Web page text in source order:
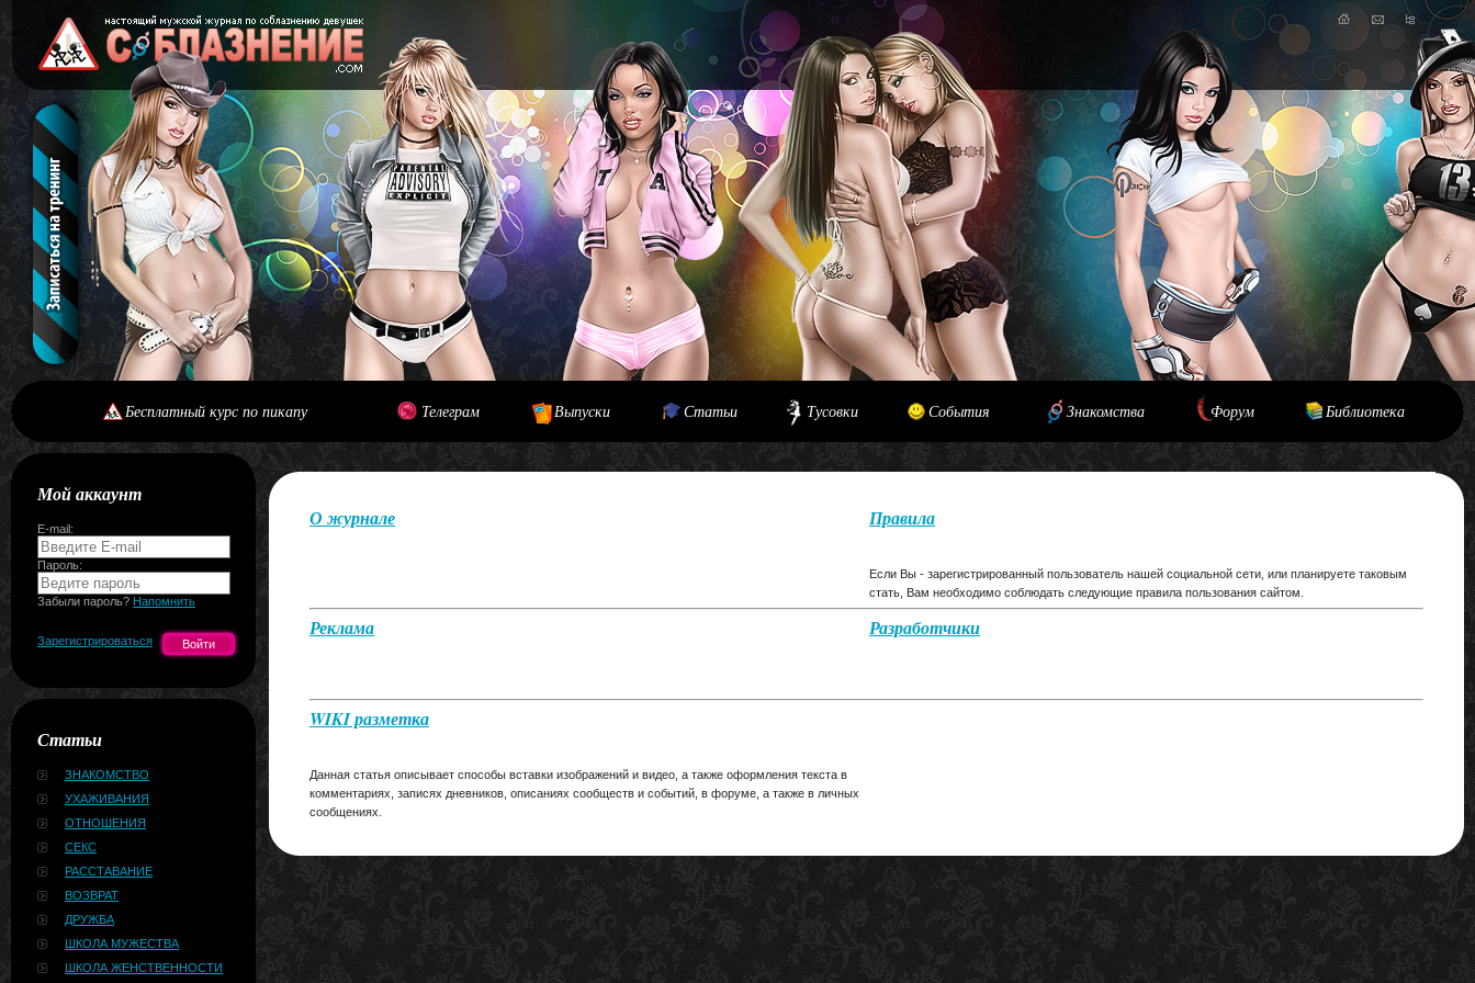
Бесплатный курс по пикапу Телеграм Выпуски Статьи Тусовки События Знакомства Форум Библиотека
Мой аккаунт
E-mail:
Пароль:
Забыли пароль? Напомнить
Зарегистрироваться
Статьи
ЗНАКОМСТВО
УХАЖИВАНИЯ
ОТНОШЕНИЯ
СЕКС
РАССТАВАНИЕ
ВОЗВРАТ
ДРУЖБА
ШКОЛА МУЖЕСТВА
ШКОЛА ЖЕНСТВЕННОСТИ
О журнале Правила
Если Вы - зарегистрированный пользователь нашей социальной сети, или планируете таковым
стать, Вам необходимо соблюдать следующие правила пользования сайтом.
Реклама Разработчики
WIKI разметка
Данная статья описывает способы вставки изображений и видео, а также оформления текста в
комментариях, записях дневников, описаниях сообществ и событий, в форуме, а также в личных
сообщениях.